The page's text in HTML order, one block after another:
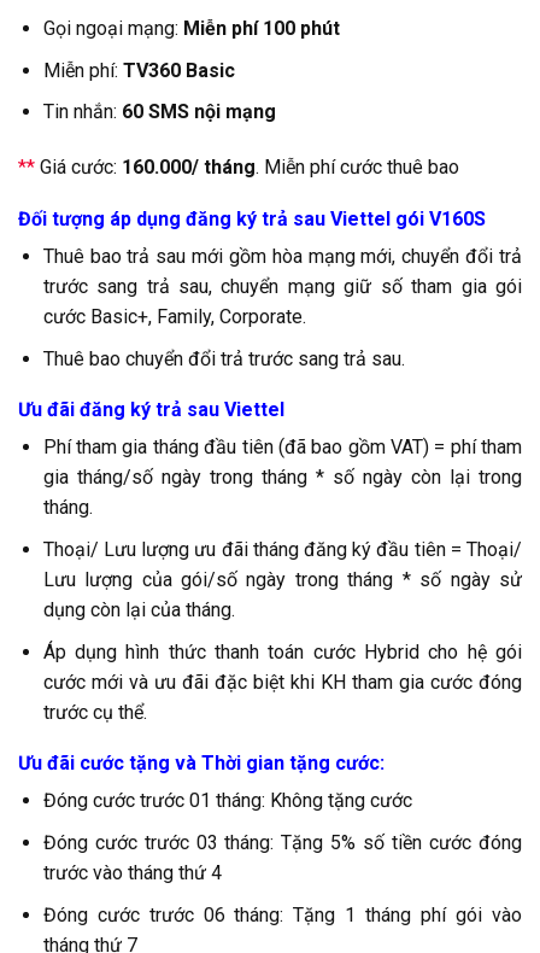
Gọi ngoại mạng: Miễn phí 100 phút
Miễn phí: TV360 Basic
Tin nhắn: 60 SMS nội mạng
** Giá cước: 160.000/ tháng. Miễn phí cước thuê bao
Đối tượng áp dụng đăng ký trả sau Viettel gói V160S
Thuê bao trả sau mới gồm hòa mạng mới, chuyển đổi trả
trước sang trả sau, chuyển mạng giữ số tham gia gói
cước Basic+, Family, Corporate.
Thuê bao chuyển đổi trả trước sang trả sau.
Ưu đãi đăng ký trả sau Viettel
Phí tham gia tháng đầu tiên (đã bao gồm VAT) = phí tham
gia tháng/số ngày trong tháng * số ngày còn lại trong
tháng.
Thoại/ Lưu lượng ưu đãi tháng đăng ký đầu tiên = Thoại/
Lưu lượng của gói/số ngày trong tháng * số ngày sử
dụng còn lại của tháng.
Áp dụng hình thức thanh toán cước Hybrid cho hệ gói
cước mới và ưu đãi đặc biệt khi KH tham gia cước đóng
trước cụ thể.
Ưu đãi cước tặng và Thời gian tặng cước:
Đóng cước trước 01 tháng: Không tặng cước
Đóng cước trước 03 tháng: Tặng 5% số tiền cước đóng
trước vào tháng thứ 4
Đóng cước trước 06 tháng: Tặng 1 tháng phí gói vào
tháng thứ 7